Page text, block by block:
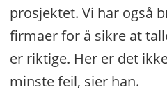
prosjektet. Vi har også
firmaer for å sikre at
er riktige. Her er det
minste feil, sier han.